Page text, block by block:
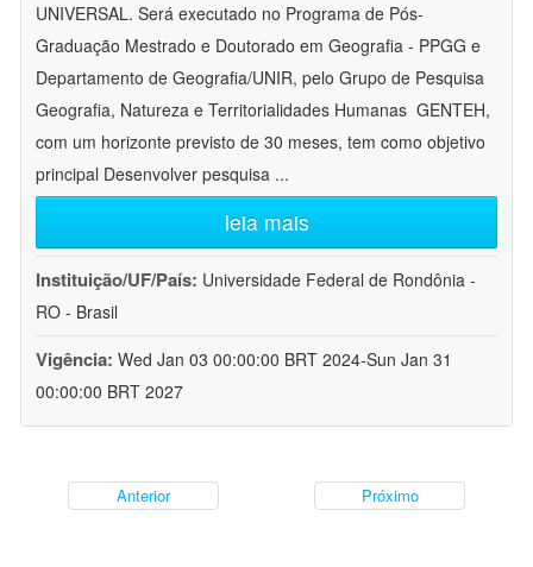
UNIVERSAL. Será executado no Programa de Pós-
Graduação Mestrado e Doutorado em Geografia - PPGG e
Departamento de Geografia/UNIR, pelo Grupo de Pesquisa
Geografia, Natureza e Territorialidades Humanas  GENTEH,
com um horizonte previsto de 30 meses, tem como objetivo
principal Desenvolver pesquisa ...
leia mais
Instituição/UF/País: Universidade Federal de Rondônia -
RO - Brasil
Vigência: Wed Jan 03 00:00:00 BRT 2024-Sun Jan 31
00:00:00 BRT 2027
Anterior Próximo